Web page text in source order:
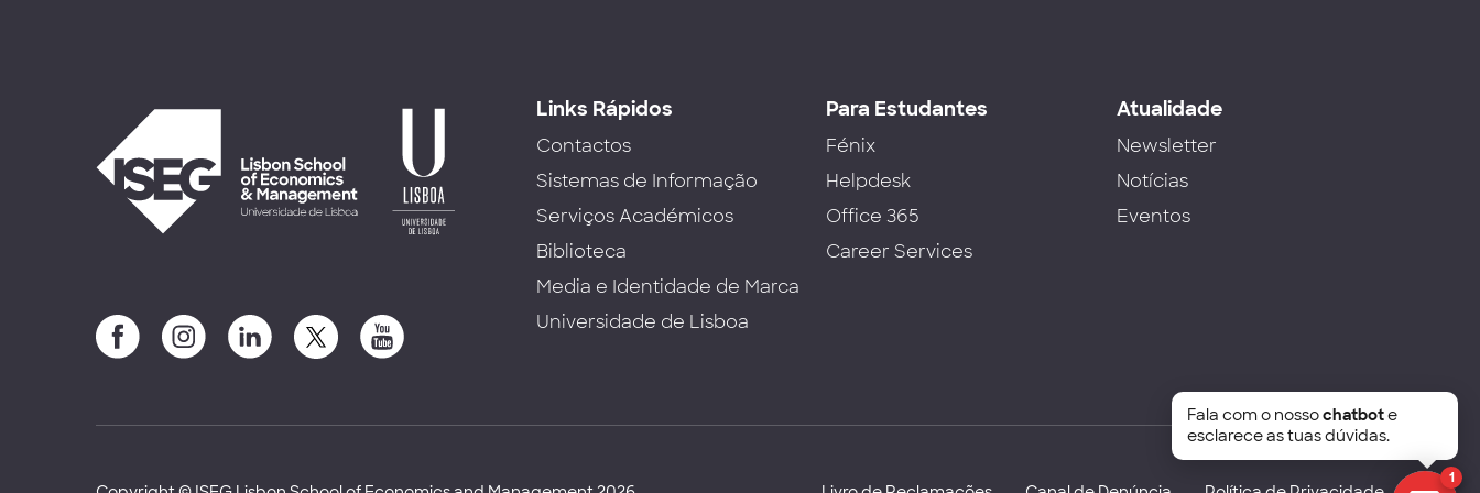
Links Rápidos
Contactos
Sistemas de Informação
Serviços Académicos
Biblioteca
Media e Identidade de Marca
Universidade de Lisboa
Para Estudantes
Fénix
Helpdesk
Office 365
Career Services
Atualidade
Newsletter
Notícias
Eventos
1
Fala com o nossochatbote
esclarece as tuas dúvidas.